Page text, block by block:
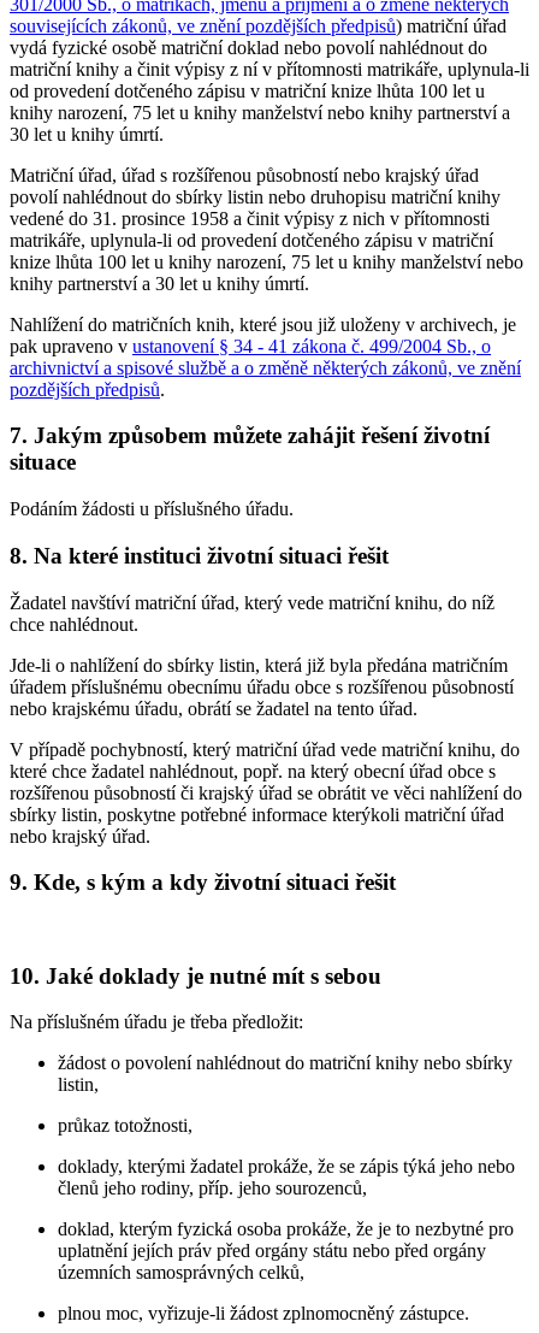
souvisejících zákonů, ve znění pozdějších předpisů) matriční úřad
vydá fyzické osobě matriční doklad nebo povolí nahlédnout do
matriční knihy a činit výpisy z ní v přítomnosti matrikáře, uplynula-li
od provedení dotčeného zápisu v matriční knize lhůta 100 let u
knihy narození, 75 let u knihy manželství nebo knihy partnerství a
30 let u knihy úmrtí.
Matriční úřad, úřad s rozšířenou působností nebo krajský úřad
povolí nahlédnout do sbírky listin nebo druhopisu matriční knihy
vedené do 31. prosince 1958 a činit výpisy z nich v přítomnosti
matrikáře, uplynula-li od provedení dotčeného zápisu v matriční
knize lhůta 100 let u knihy narození, 75 let u knihy manželství nebo
knihy partnerství a 30 let u knihy úmrtí.
Nahlížení do matričních knih, které jsou již uloženy v archivech, je
pak upraveno v ustanovení § 34 - 41 zákona č. 499/2004 Sb., o
archivnictví a spisové službě a o změně některých zákonů, ve znění
pozdějších předpisů.
7. Jakým způsobem můžete zahájit řešení životní
situace
Podáním žádosti u příslušného úřadu.
8. Na které instituci životní situaci řešit
Žadatel navštíví matriční úřad, který vede matriční knihu, do níž
chce nahlédnout.
Jde-li o nahlížení do sbírky listin, která již byla předána matričním
úřadem příslušnému obecnímu úřadu obce s rozšířenou působností
nebo krajskému úřadu, obrátí se žadatel na tento úřad.
V případě pochybností, který matriční úřad vede matriční knihu, do
které chce žadatel nahlédnout, popř. na který obecní úřad obce s
rozšířenou působností či krajský úřad se obrátit ve věci nahlížení do
sbírky listin, poskytne potřebné informace kterýkoli matriční úřad
nebo krajský úřad.
9. Kde, s kým a kdy životní situaci řešit
10. Jaké doklady je nutné mít s sebou
Na příslušném úřadu je třeba předložit:
žádost o povolení nahlédnout do matriční knihy nebo sbírky
listin,
průkaz totožnosti,
doklady, kterými žadatel prokáže, že se zápis týká jeho nebo
členů jeho rodiny, příp. jeho sourozenců,
doklad, kterým fyzická osoba prokáže, že je to nezbytné pro
uplatnění jejích práv před orgány státu nebo před orgány
územních samosprávných celků,
plnou moc, vyřizuje-li žádost zplnomocněný zástupce.